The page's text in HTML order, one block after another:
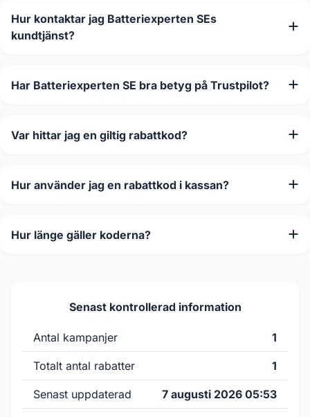
Hur kontaktar jag Batteriexperten SEs
kundtjänst?
Har Batteriexperten SE bra betyg på Trustpilot?
Var hittar jag en giltig rabattkod?
Hur använder jag en rabattkod i kassan?
Hur länge gäller koderna?
Senast kontrollerad information
Antal kampanjer 1
Totalt antal rabatter 1
Senast uppdaterad 7 augusti 2026 05:53